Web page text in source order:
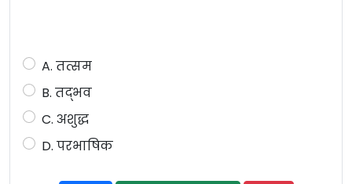
A. तत्सम
B. तद्भव
C. अशुद्ध
D. परभाषिक